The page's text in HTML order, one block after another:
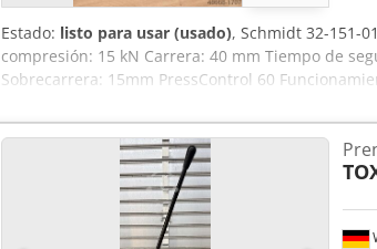
Estado: listo para usar (usado), Schmidt 32-151-
compresión: 15 kN Carrera: 40 mm Tiempo de
Sobrecarrera: 15mm PressControl 60
podemos organizarle una agencia de
correspondiente. También se puede emitir una
un número de IVA válido. Sujeto a venta previa.
ofertas. Los nombres de empresas y marcas
únicamente para identificar y describir los
técnicos y errores en la descripción del artículo,